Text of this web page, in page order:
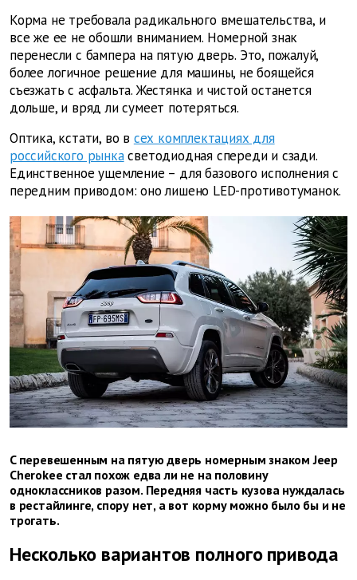
Корма не требовала радикального вмешательства, и
все же ее не обошли вниманием. Номерной знак
перенесли с бампера на пятую дверь. Это, пожалуй,
более логичное решение для машины, не боящейся
съезжать с асфальта. Жестянка и чистой останется
дольше, и вряд ли сумеет потеряться.
Оптика, кстати, во в сех комплектациях для
российского рынкасветодиодная спереди и сзади.
Единственное ущемление – для базового исполнения с
передним приводом: оно лишено LED-противотуманок.
C перевешенным на пятую дверь номерным знаком Jeep
Cherokee стал похож едва ли не на половину
одноклассников разом. Передняя часть кузова нуждалась
в рестайлинге, спору нет, а вот корму можно было бы и не
трогать.
Несколько вариантов полного привода